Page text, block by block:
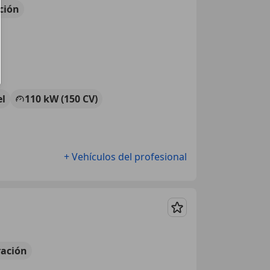
110 kW (150 CV)
+ Vehículos del profesional
Guardar